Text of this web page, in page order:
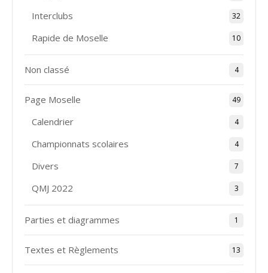
Interclubs 32
Rapide de Moselle 10
Non classé 4
Page Moselle 49
Calendrier 4
Championnats scolaires 4
Divers 7
QMJ 2022 3
Parties et diagrammes 1
Textes et Règlements 13